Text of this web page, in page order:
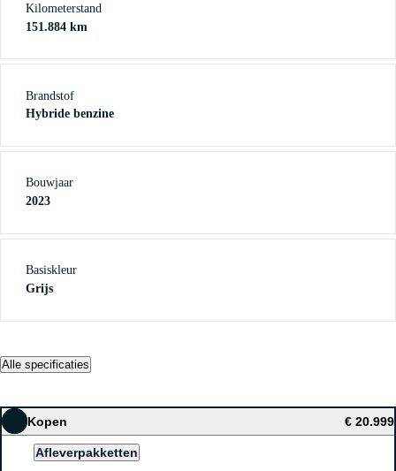
Kilometerstand
151.884 km
Brandstof
Hybride benzine
Bouwjaar
2023
Basiskleur
Grijs
Alle specificaties
Kopen € 20.999
Afleverpakketten